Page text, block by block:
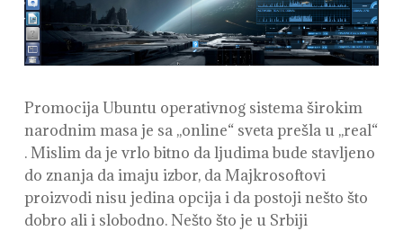
Promocija Ubuntu operativnog sistema širokim
narodnim masa je sa ,,online“ sveta prešla u ,,real“
. Mislim da je vrlo bitno da ljudima bude stavljeno
do znanja da imaju izbor, da Majkrosoftovi
proizvodi nisu jedina opcija i da postoji nešto što
dobro ali i slobodno. Nešto što je u Srbiji